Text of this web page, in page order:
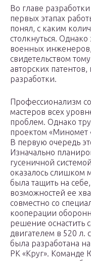
Во главе
первых этапах
понял, с каким
столкнуться.
военных
свидетельством
авторских
разработки.
Профессионализм
мастеров всех
проблем. Однако
проектом «Миномет
В первую очередь
Изначально
гусеничной
оказалось слишком
была тащить на
возможностей ее
совместно со
кооперации
решение оснастить
двигателем в 520 л.
была разработана
РК «Круг».